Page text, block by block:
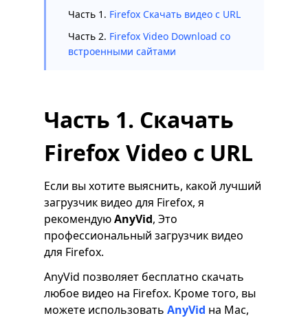
Часть 1. Firefox Скачать видео с URL
Часть 2. Firefox Video Download со
встроенными сайтами
Часть 1. Скачать
Firefox Video с URL
Если вы хотите выяснить, какой лучший
загрузчик видео для Firefox, я
рекомендуюAnyVid, Это
профессиональный загрузчик видео
для Firefox.
AnyVid позволяет бесплатно скачать
любое видео на Firefox. Кроме того, вы
можете использовать AnyVid на Mac,